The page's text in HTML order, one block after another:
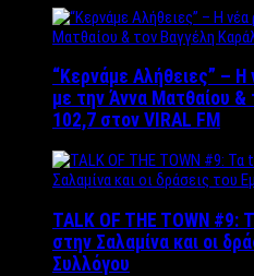
“Kερνάμε Αλήθειες” –
με την Άννα Ματθαίου
102,7 στον VIRAL FM
TALK OF THE TOWN #9:
στην Σαλαμίνα και οι
Συλλόγου